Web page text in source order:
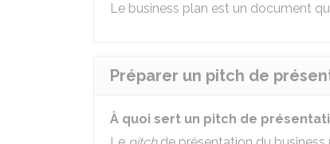
Le business plan est un document
Préparer un pitch de
À quoi sert un pitch de